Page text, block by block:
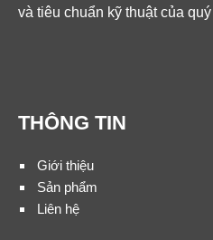
và tiêu chuẩn kỹ thuật của
THÔNG TIN
Giới thiệu
Sản phẩm
Liên hệ